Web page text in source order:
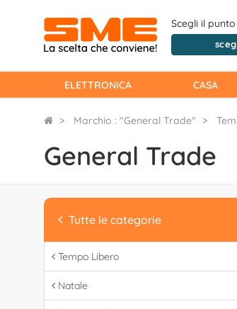
Scegli il
ELETTRONICA CASA
Marchio : "General Trade"
General Trade
Tutte le categorie
Tempo Libero
Natale